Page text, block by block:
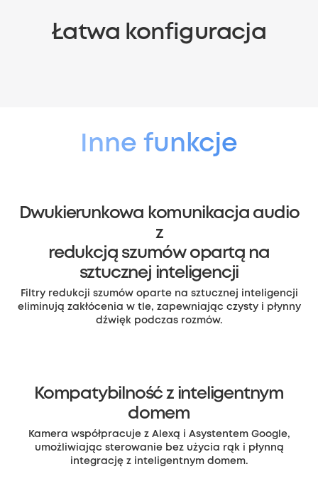
Łatwa konfiguracja
Dwa tryby połączenia
Inne funkcje
Dwukierunkowa komunikacja audio
z
redukcją szumów opartą na
sztucznej inteligencji
Filtry redukcji szumów oparte na sztucznej inteligencji
eliminują zakłócenia w tle, zapewniając czysty i płynny
dźwięk podczas rozmów.
Kompatybilność z inteligentnym
domem
Kamera współpracuje z Alexą i Asystentem Google,
umożliwiając sterowanie bez użycia rąk i płynną
integrację z inteligentnym domem.